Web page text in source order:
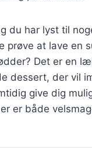
du har lyst til
prøve at lave en
Det er en
dessert, der vil
give dig
er både